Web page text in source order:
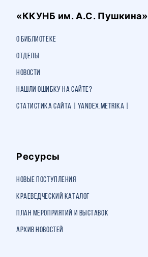
«ККУНБ им. А.С. Пушкина»
О библиотеке
Отделы
Новости
Нашли ошибку на сайте?
Статистика сайта | Yandex.Metrika |
Ресурсы
Новые поступления
Краеведческий каталог
План мероприятий и выставок
Архив новостей